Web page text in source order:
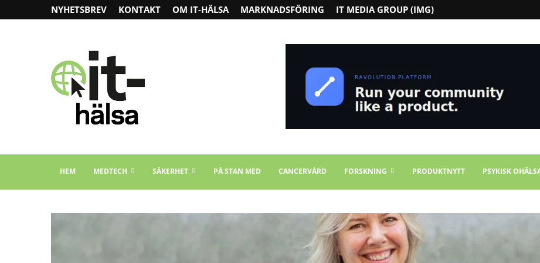
NYHETSBREV KONTAKT OM IT-HÄLSA MARKNADSFÖRING IT MEDIA GROUP (IMG)
HEM MEDTECH SÄKERHET PÅ STAN MED CANCERVÅRD FORSKNING PRODUKTNYTT PSYKISK